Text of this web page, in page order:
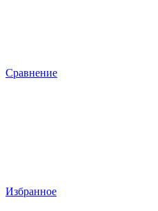
Сравнение
Избранное